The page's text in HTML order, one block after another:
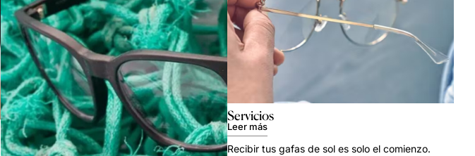
Servicios
Leer más
Recibir tus gafas de sol es solo el comienzo.